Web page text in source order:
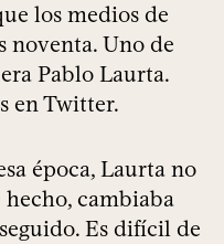
los medios de
noventa. Uno de
Pablo Laurta.
en Twitter.
época, Laurta no
hecho, cambiaba
Es difícil de